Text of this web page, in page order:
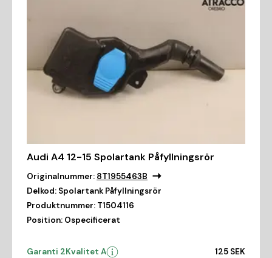
Audi A4 12-15 Spolartank Påfyllningsrör
Originalnummer: 8T1955463B
Delkod: Spolartank Påfyllningsrör
Produktnummer: T1504116
Position: Ospecificerat
Garanti 2Kvalitet A 125 SEK